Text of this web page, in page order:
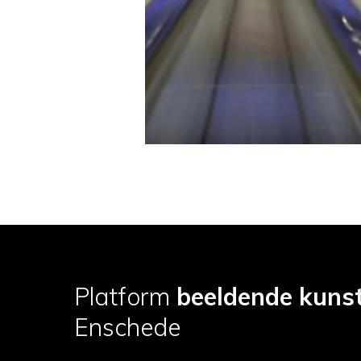
Platform beeldende
Enschede